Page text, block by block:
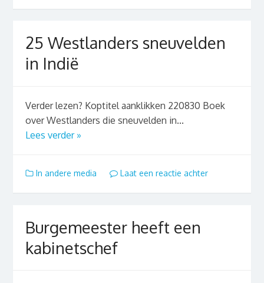
25 Westlanders sneuvelden
in Indië
Verder lezen? Koptitel aanklikken 220830 Boek
over Westlanders die sneuvelden in...
Lees verder »
In andere media Laat een reactie achter
Burgemeester heeft een
kabinetschef